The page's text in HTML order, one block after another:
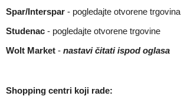
Spar/Interspar - pogledajte otvorene trgovina
Studenac - pogledajte otvorene trgovine
Wolt Market - nastavi čitati ispod oglasa
Shopping centri koji rade: